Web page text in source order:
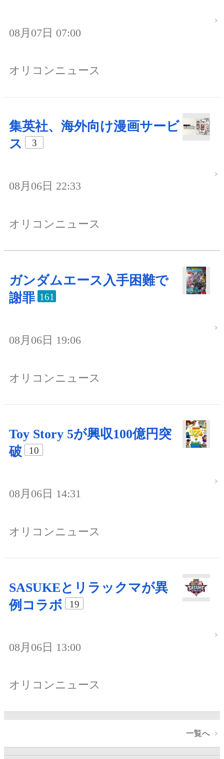
08月07日 07:00
オリコンニュース
集英社、海外向け漫画サービ
ス
3
08月06日 22:33
オリコンニュース
ガンダムエース入手困難で
謝罪 161
08月06日 19:06
オリコンニュース
Toy Story 5が興収100億円突
破
10
08月06日 14:31
オリコンニュース
SASUKEとリラックマが異
例コラボ
19
08月06日 13:00
オリコンニュース
一覧へ